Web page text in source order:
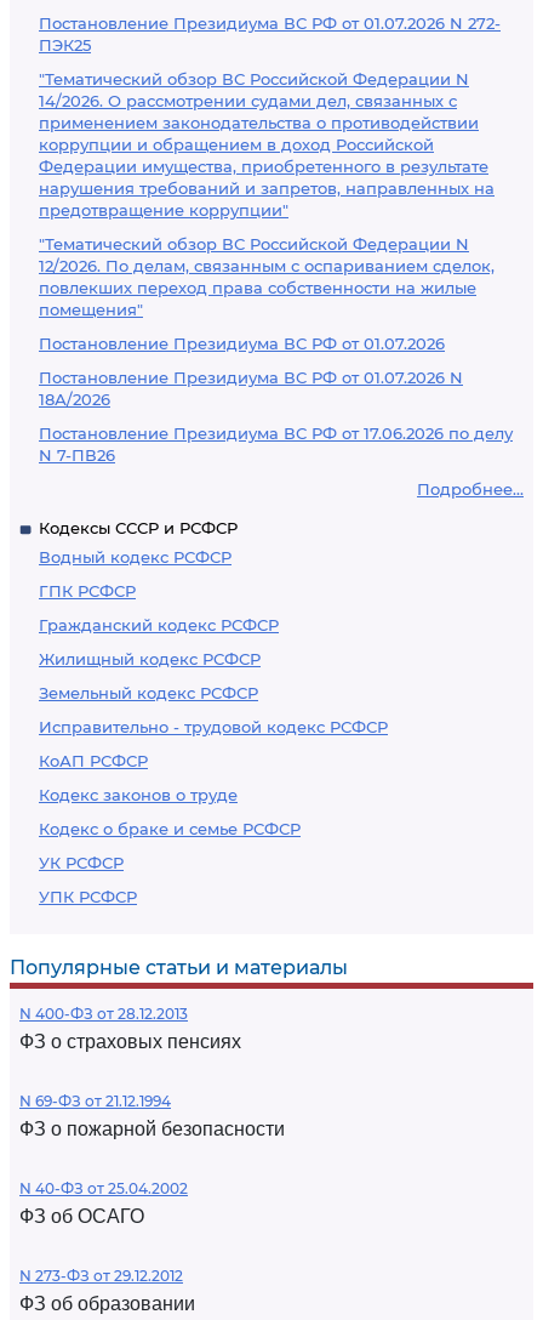
Постановление Президиума ВС РФ от 01.07.2026 N 272-
ПЭК25
"Тематический обзор ВС Российской Федерации N
14/2026. О рассмотрении судами дел, связанных с
применением законодательства о противодействии
коррупции и обращением в доход Российской
Федерации имущества, приобретенного в результате
нарушения требований и запретов, направленных на
предотвращение коррупции"
"Тематический обзор ВС Российской Федерации N
12/2026. По делам, связанным с оспариванием сделок,
повлекших переход права собственности на жилые
помещения"
Постановление Президиума ВС РФ от 01.07.2026
Постановление Президиума ВС РФ от 01.07.2026 N
18А/2026
Постановление Президиума ВС РФ от 17.06.2026 по делу
N 7-ПВ26
Подробнее...
Кодексы СССР и РСФСР
Водный кодекс РСФСР
ГПК РСФСР
Гражданский кодекс РСФСР
Жилищный кодекс РСФСР
Земельный кодекс РСФСР
Исправительно - трудовой кодекс РСФСР
КоАП РСФСР
Кодекс законов о труде
Кодекс о браке и семье РСФСР
УК РСФСР
УПК РСФСР
Популярные статьи и материалы
N 400-ФЗ от 28.12.2013
ФЗ о страховых пенсиях
N 69-ФЗ от 21.12.1994
ФЗ о пожарной безопасности
N 40-ФЗ от 25.04.2002
ФЗ об ОСАГО
N 273-ФЗ от 29.12.2012
ФЗ об образовании